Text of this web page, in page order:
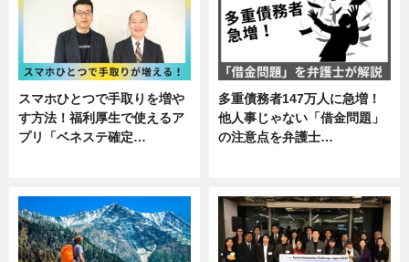
スマホひとつで手取りを増や
す方法！福利厚生で使えるア
プリ「ベネステ確定…
多重債務者147万人に急増！
他人事じゃない「借金問題」
の注意点を弁護士…